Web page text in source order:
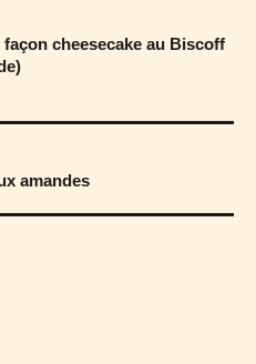
cheesecake au Biscoff
amandes